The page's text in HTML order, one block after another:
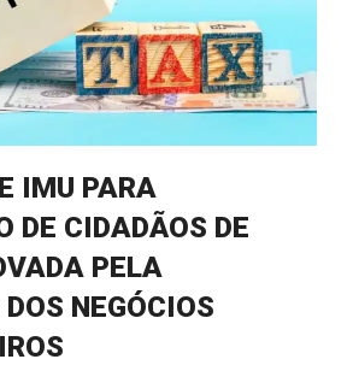
IMU PARA
DE CIDADÃOS DE
PELA
NEGÓCIOS